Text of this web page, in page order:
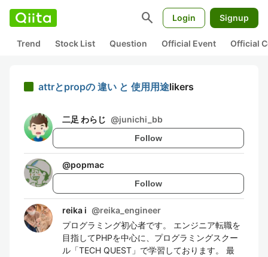
search Login Signup
Trend Stock List Question Official Event Official
attrとpropの 違い と 使用用途likers
二足 わらじ @junichi_bb
Follow
@popmac
Follow
reika i @reika_engineer
プログラミング初心者です。 エンジニア転職を
目指してPHPを中心に、プログラミングスクー
ル「TECH QUEST」で学習しております。 最